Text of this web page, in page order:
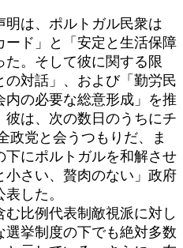
は、ポルトガル民衆は
ード」と「安定と生活保障
。そして彼に関する限
の対話」、および「勤労民
の必要な総意形成」を推
彼は、次の数日のうちにチ
政党と会うつもりだ、ま
下にポルトガルを和解させ
小さい、贅肉のない」政府
した。
比例代表制敵視派に対し
挙制度の下でも絶対多数